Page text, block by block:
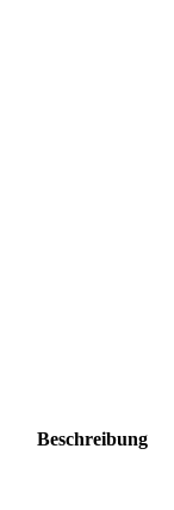
Beschreibung